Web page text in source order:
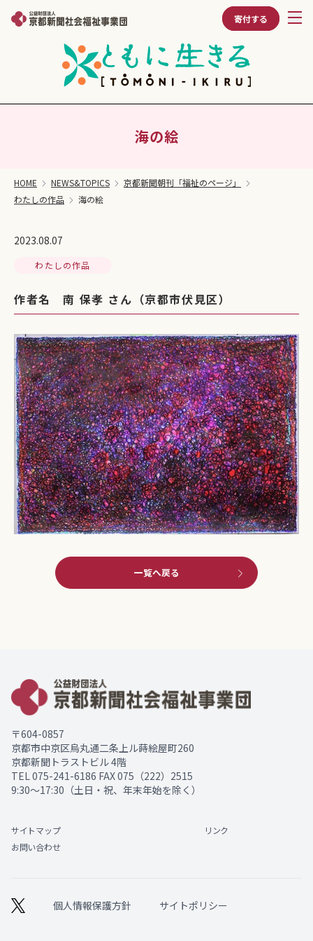
寄付する
海の絵
HOME NEWS&TOPICS
京都新聞朝刊「福祉のページ」
わたしの作品
海の絵
2023.08.07
わたしの作品
作者名 南 保孝 さん（京都市伏見区）
一覧へ戻る
〒604-0857
京都市中京区烏丸通二条上ル蒔絵屋町260
京都新聞トラストビル 4階
TEL075-241-6186 FAX 075（222）2515
9:30～17:30（土日・祝、年末年始を除く）
サイトマップ
リンク
お問い合わせ
個人情報保護方針 サイトポリシー